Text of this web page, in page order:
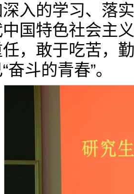
入的学习、落
国特色社会主
，敢于吃苦，
奋斗的青春”。